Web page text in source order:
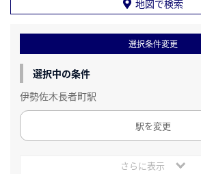
地図で検索
選択条件変更
選択中の条件
伊勢佐木長者町駅
駅を変更
さらに表示